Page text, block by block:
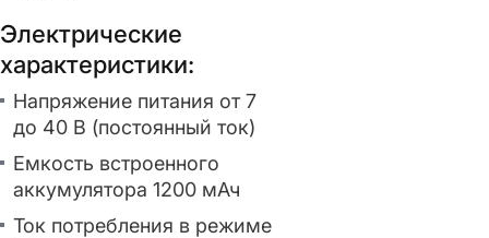
Электрические
характеристики:
Напряжение питания от 7
до 40 В (постоянный ток)
Емкость встроенного
аккумулятора 1200 мАч
Ток потребления в режиме